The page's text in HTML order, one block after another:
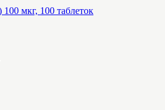
мкг, 100 таблеток